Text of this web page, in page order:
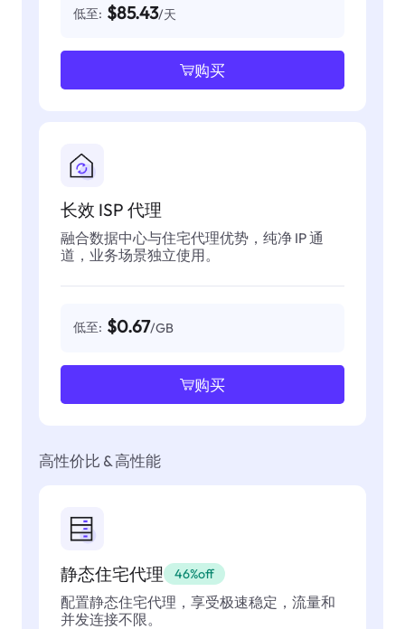
低至: $85.43/天
购买
长效 ISP 代理
融合数据中心与住宅代理优势，纯净 IP 通
道，业务场景独立使用。
低至: $0.67/GB
购买
高性价比 & 高性能
静态住宅代理 46%off
配置静态住宅代理，享受极速稳定，流量和
并发连接不限。